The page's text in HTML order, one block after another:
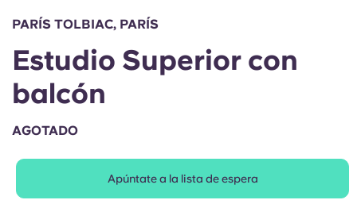
English (US)
Chinese
Iniciar sesión
PARÍS TOLBIAC, PARÍS
Estudio Superior con
balcón
AGOTADO
Apúntate a la lista de espera